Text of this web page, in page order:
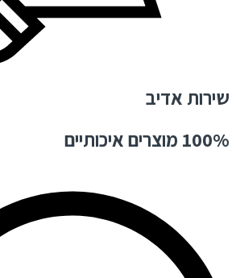
שירות אדיב
100% מוצרים איכותיים